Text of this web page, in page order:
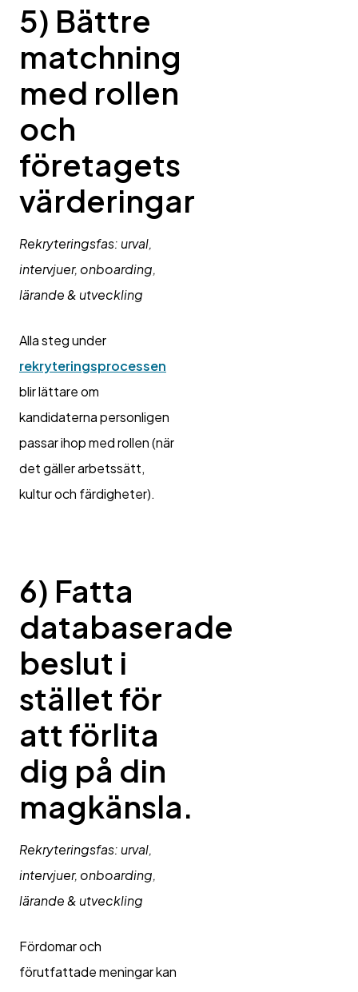
5) Bättre
matchning
med rollen
och
företagets
värderingar
Rekryteringsfas: urval,
intervjuer, onboarding,
lärande & utveckling
Alla steg under
rekryteringsprocessen
blir lättare om
kandidaterna personligen
passar ihop med rollen (när
det gäller arbetssätt,
kultur och färdigheter).
6) Fatta
databaserade
beslut i
stället för
att förlita
dig på din
magkänsla.
Rekryteringsfas: urval,
intervjuer, onboarding,
lärande & utveckling
Fördomar och
förutfattade meningar kan